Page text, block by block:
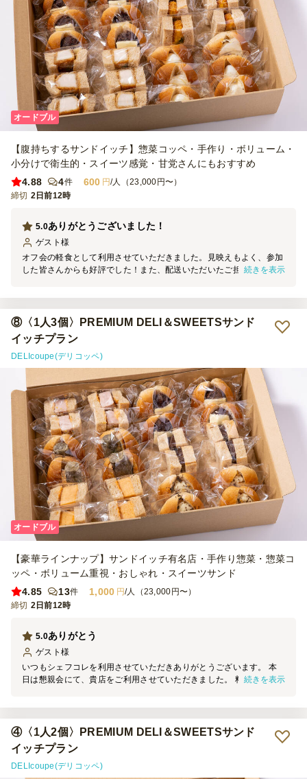
オードブル
【腹持ちするサンドイッチ】惣菜コッペ・手作り・ボリューム・
小分けで衛生的・スイーツ感覚・甘党さんにもおすすめ
4.88
4件 600 円/人（23,000円〜）
締切 2日前12時
ありがとうございました！
5.0
ゲスト 様
オフ会の軽食として利用させていただきました。見映えもよく、参加
した皆さんからも好評でした！また、配送いただいたご担当の方も優
続きを表示
⑧〈1人3個〉PREMIUM DELI＆SWEETSサンド
イッチプラン
DELIcoupe(デリコッペ)
オードブル
【豪華ラインナップ】サンドイッチ有名店・手作り惣菜・惣菜コ
ッペ・ボリューム重視・おしゃれ・スイーツサンド
4.85
13件 1,000 円/人（23,000円〜）
締切 2日前12時
ありがとう
5.0
ゲスト 様
いつもシェフコレを利用させていただきありがとうございます。 本
日は懇親会にて、貴店をご利用させていただきました。 料理の見た
続きを表示
④〈1人2個〉PREMIUM DELI＆SWEETSサンド
イッチプラン
DELIcoupe(デリコッペ)